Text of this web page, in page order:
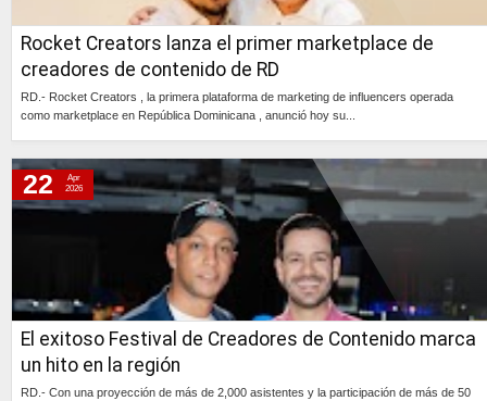
Rocket Creators lanza el primer marketplace de
creadores de contenido de RD
RD.- Rocket Creators , la primera plataforma de marketing de influencers operada
como marketplace en República Dominicana , anunció hoy su...
El exitoso Festival de Creadores de Contenido marca
un hito en la región
RD.- Con una proyección de más de 2,000 asistentes y la participación de más de 50
22
Apr
2026
viernes, 23 de julio de 2021